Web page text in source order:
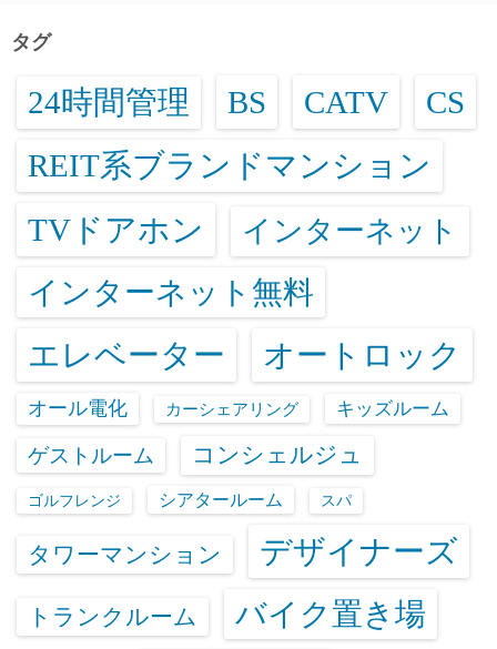
タグ
24時間管理 BS CATV CS
REIT系ブランドマンション
TVドアホン インターネット
インターネット無料
エレベーター オートロック
オール電化 カーシェアリング キッズルーム
ゲストルーム コンシェルジュ
ゴルフレンジ シアタールーム スパ
タワーマンション デザイナーズ
トランクルーム バイク置き場